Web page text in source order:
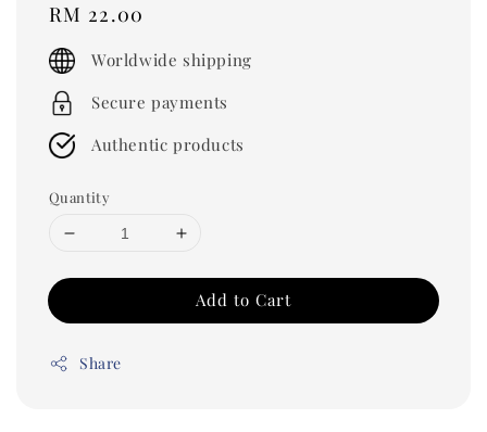
Regular
price
RM 22.00
Worldwide shipping
Secure payments
Authentic products
Quantity
Add to Cart
Share